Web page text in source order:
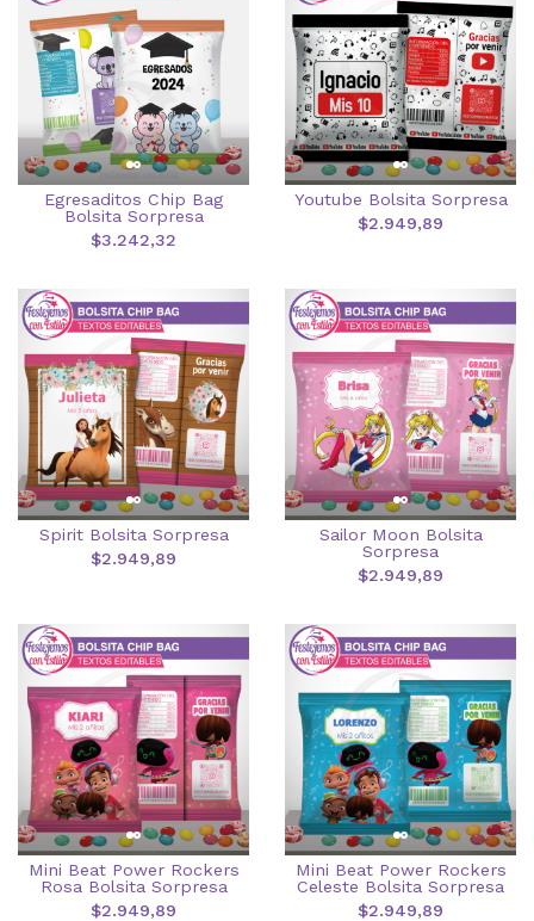
Egresaditos Chip Bag
Bolsita Sorpresa
$3.242,32
Youtube Bolsita Sorpresa
$2.949,89
Spirit Bolsita Sorpresa
$2.949,89
Sailor Moon Bolsita
Sorpresa
$2.949,89
Mini Beat Power Rockers
Rosa Bolsita Sorpresa
$2.949,89
Mini Beat Power Rockers
Celeste Bolsita Sorpresa
$2.949,89